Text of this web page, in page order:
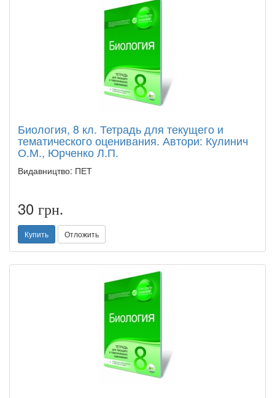
Биология, 8 кл. Тетрадь для текущего и
тематического оценивания. Автори: Кулинич
О.М., Юрченко Л.П.
Видавництво: ПЕТ
30 грн.
Купить Отложить